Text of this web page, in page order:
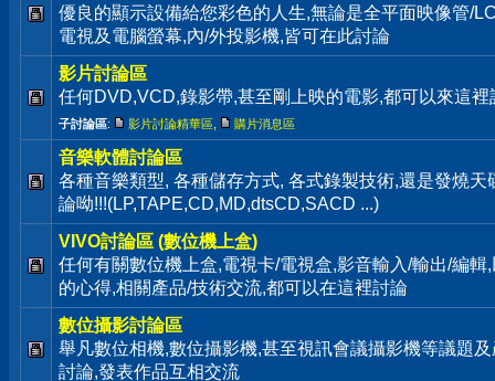
優良的顯示設備給您彩色的人生,無論是全平面映像管/
電視及電腦螢幕,內/外投影機,皆可在此討論
影片討論區
任何DVD,VCD,錄影帶,甚至剛上映的電影,都可以來這裡
子討論區: 影片討論精華區 購片消息區
音樂軟體討論區
各種音樂類型, 各種儲存方式, 各式錄製技術,還是發燒天
論呦!!!(LP,TAPE,CD,MD,dtsCD,SACD ...)
VIVO討論區 (數位機上盒)
任何有關數位機上盒,電視卡/電視盒,影音輸入/輸出/編輯
的心得,相關產品/技術交流,都可以在這裡討論
數位攝影討論區
舉凡數位相機,數位攝影機,甚至視訊會議攝影機等議題
討論,發表作品互相交流